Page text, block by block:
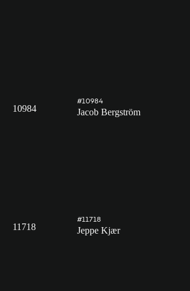
10984
#10984
Jacob Bergström
11718
#11718
Jeppe Kjær